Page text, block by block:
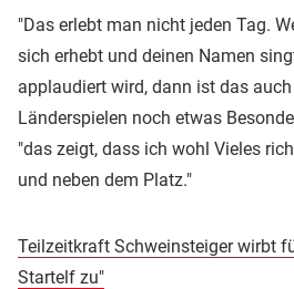
"Das erlebt man nicht jeden Tag.
sich erhebt und deinen Namen
applaudiert wird, dann ist das
Länderspielen noch etwas
"das zeigt, dass ich wohl Vieles
und neben dem Platz."
Teilzeitkraft Schweinsteiger wirbt
Startelf zu"